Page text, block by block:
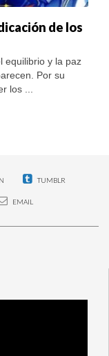
de los
equilibrio y la paz
Por su
los ...
TUMBLR
EMAIL